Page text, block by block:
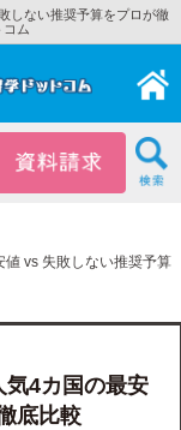
しない推奨予算をプロが徹
コム
値 vs 失敗しない推奨予算
気4カ国の最安
底比較